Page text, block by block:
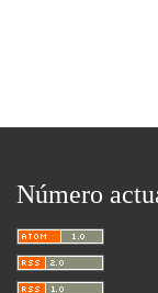
Número